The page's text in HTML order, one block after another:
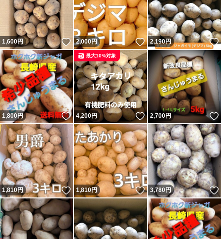
1,600円 いいね！
2,000円 いいね！
2,190円
1,800 円 いいね！
4,200円 いいね！
最大10%対象
2,700円
1,810円 いいね！
1,810円 いいね！
3,780円